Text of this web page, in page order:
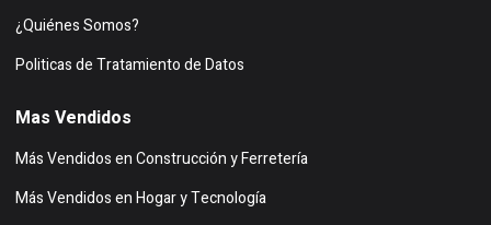
¿Quiénes Somos?
Politicas de Tratamiento de Datos
Mas Vendidos
Más Vendidos en Construcción y Ferretería
Más Vendidos en Hogar y Tecnología